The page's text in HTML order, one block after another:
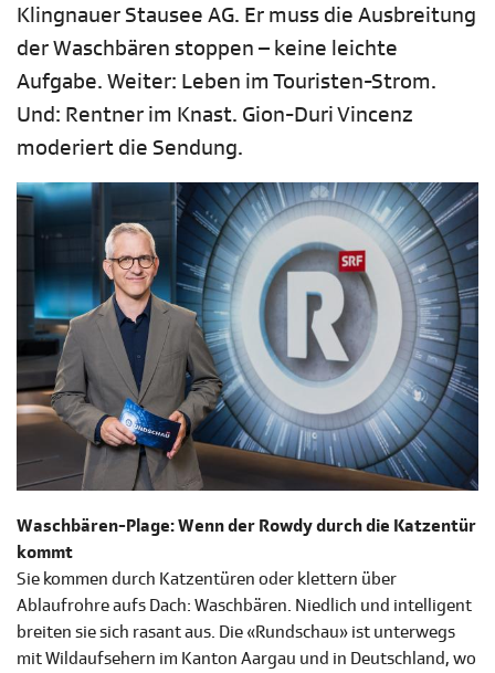
Klingnauer Stausee AG. Er muss die Ausbreitung
der Waschbären stoppen – keine leichte
Aufgabe. Weiter: Leben im Touristen-Strom.
Und: Rentner im Knast. Gion-Duri Vincenz
moderiert die Sendung.
Waschbären-Plage: Wenn der Rowdy durch die Katzentür
kommt
Sie kommen durch Katzentüren oder klettern über
Ablaufrohre aufs Dach: Waschbären. Niedlich und intelligent
breiten sie sich rasant aus. Die «Rundschau» ist unterwegs
mit Wildaufsehern im Kanton Aargau und in Deutschland, wo